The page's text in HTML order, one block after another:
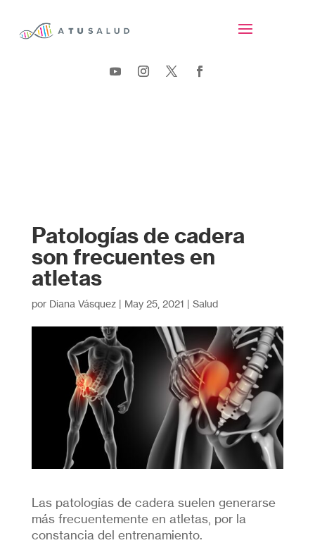
Patologías de cadera
son frecuentes en
atletas
por Diana Vásquez| May 25, 2021 | Salud
Las patologías de cadera suelen generarse
más frecuentemente en atletas, por la
constancia del entrenamiento.